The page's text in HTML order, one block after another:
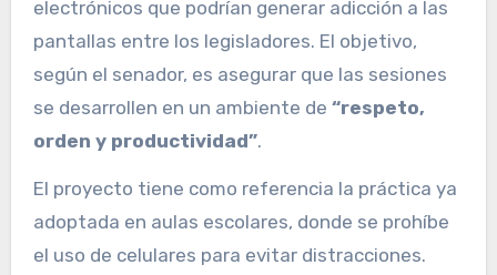
electrónicos que podrían generar adicción a las
pantallas entre los legisladores. El objetivo,
según el senador, es asegurar que las sesiones
se desarrollen en un ambiente de “respeto,
orden y productividad”.
El proyecto tiene como referencia la práctica ya
adoptada en aulas escolares, donde se prohíbe
el uso de celulares para evitar distracciones.